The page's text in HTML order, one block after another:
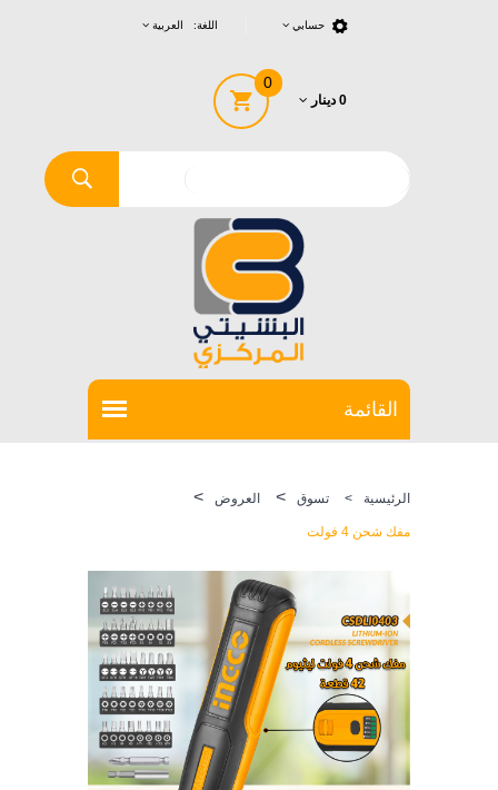
اللغة: العربية حسابي
0
0 دينار
الرئيسية > تسوق > العروض >
مفك شحن 4 فولت